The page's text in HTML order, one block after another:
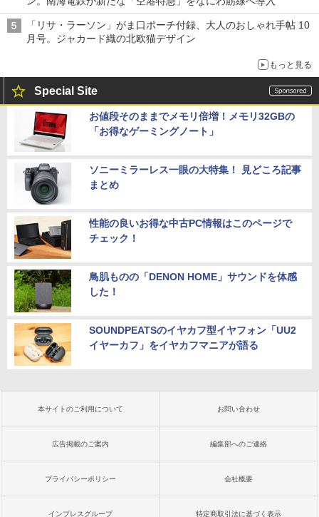
「リサ・ラーソン」がま口ポーチ付録、大人のおしゃれ手帖 10
月号。ジャカード織の北欧猫デザイン
もっと見る
Special Site
お値段そのままでメモリ倍増！メモリ32GBの
「お得なゲーミングノート」
ソニーミラーレス一眼の大特集！ 見どころ記事
まとめ
性能の良いお得な中古PC情報はこのページで
チェック！
鳥肌ものの「DENON HOME」サウンドを体感
した！
SOUNDPEATSのイヤカフ型イヤフォン「UU2
イヤーカフ」をイヤカフマニアが語る
本サイトのご利用について お問い合わせ
広告掲載のご案内 編集部へのご連絡
プライバシーポリシー 会社概要
インプレスグループ 特定商取引法に基づく表示